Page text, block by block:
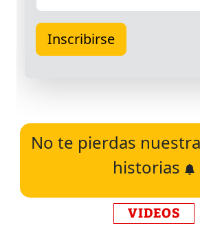
No te pierdas
historias
VIDEOS